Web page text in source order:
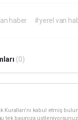
haber #yerel van
(0)
Kuralları’nı kabul etmiş
tek başınıza